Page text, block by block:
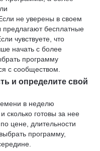
не уверены в своем
бесплатные
чувствуете, что
начать с более
программу
с сообществом.
и определите свой
в неделю
сколько готовы за нее
цене, длительности
программу,